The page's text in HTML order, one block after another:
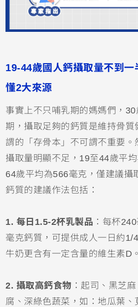
19-44歲國人鈣攝取量不到
懂2大來源
事實上不只哺乳期的媽媽們，
期，攝取足夠的鈣質是維持骨質
謂的「存骨本」不可謂不重要
攝取量明顯不足，19至44歲平
64歲平均為566毫克，僅建議攝
鈣質的建議作法包括：
1. 每日1.5-2杯乳製品 ：每杯
毫克鈣質，可提供成人一日約1/
牛奶更含有一定含量的維生素D。
2. 攝取高鈣食物 ：起司、黑芝
腐、深綠色蔬菜，如：地瓜葉、